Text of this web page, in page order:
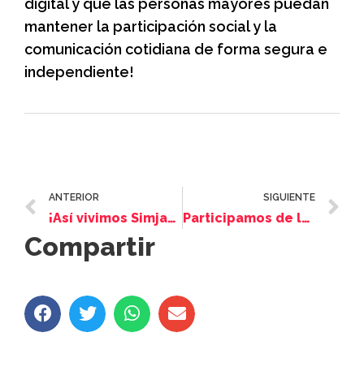
mantener la participación social y la
comunicación cotidiana de forma segura e
independiente!
ANTERIOR
¡Así vivimos Simjat Torá en Amijai!
SIGUIENTE
Participamos de la presentación del informe “Ofertas de servicios y programas para personas mayores. Respuestas de la comunidad judía argentina a la revolución demográfica de la longevidad”
Compartir